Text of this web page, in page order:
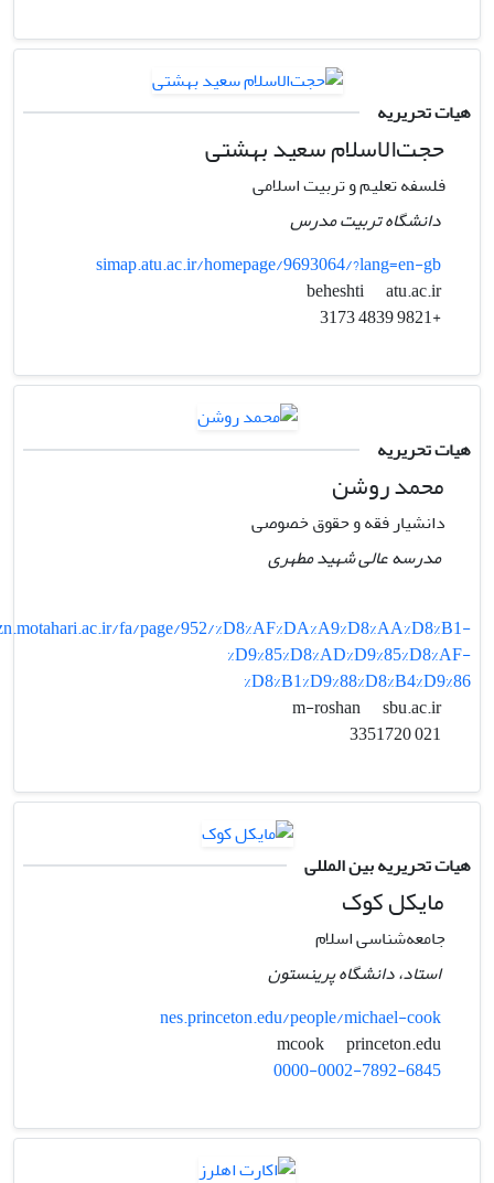
هیات تحریریه
حجت‌الاسلام سعید بهشتی
فلسفه تعلیم و تربیت اسلامی
دانشگاه تربیت مدرس
simap.atu.ac.ir/homepage/9693064/?lang=en-gb
beheshti
atu.ac.ir
+9821 4839 3173
هیات تحریریه
محمد روشن
دانشیار فقه و حقوق خصوصی
مدرسه عالی شهید مطهری
fa/page/952/%D8%AF%DA%A9%D8%AA%D8%B1-
%D9%85%D8%AD%D9%85%D8%AF-
%D8%B1%D9%88%D8%B4%D9%86
m-roshan
sbu.ac.ir
هیات تحریریه بین المللی
مایکل کوک
جامعه‌شناسی اسلام
استاد، دانشگاه پرینستون
nes.princeton.edu/people/michael-cook
princeton.edu
0000-0002-7892-6845